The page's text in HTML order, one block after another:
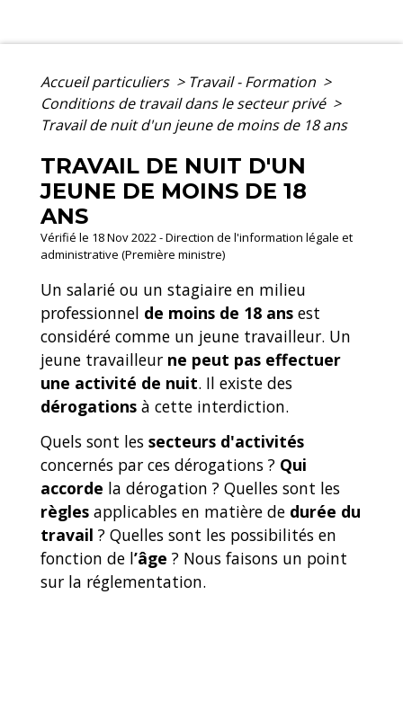
Accueil particuliers > Travail - Formation >
Conditions de travail dans le secteur privé >
Travail de nuit d'un jeune de moins de 18 ans
TRAVAIL DE NUIT D'UN
JEUNE DE MOINS DE 18
ANS
Vérifié le 18 Nov 2022 - Direction de l'information légale et
administrative (Première ministre)
Un salarié ou un stagiaire en milieu
professionnel de moins de 18 ans est
considéré comme un jeune travailleur. Un
jeune travailleur ne peut pas effectuer
une activité de nuit. Il existe des
dérogations à cette interdiction.
Quels sont les secteurs d'activités
concernés par ces dérogations ? Qui
accorde la dérogation ? Quelles sont les
règles applicables en matière de durée du
travail ? Quelles sont les possibilités en
fonction de l’âge ? Nous faisons un point
sur la réglementation.